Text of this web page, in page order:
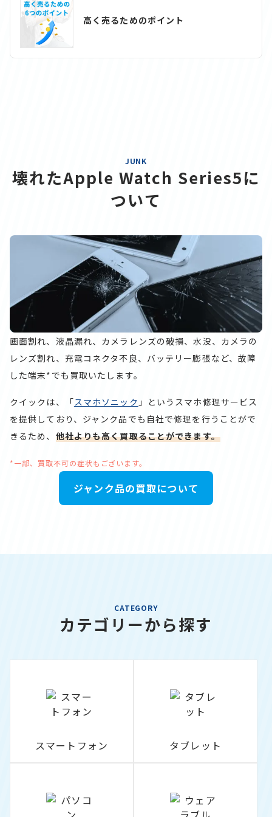
高く売るためのポイント
JUNK
壊れたApple Watch Series5に
ついて
画面割れ、液晶漏れ、カメラレンズの破損、水没、カメラの
レンズ割れ、充電コネクタ不良、バッテリー膨張など、故障
した端末*でも買取いたします。
クイックは、「スマホソニック 」というスマホ修理サービス
を提供しており、ジャンク品でも自社で修理を行うことがで
きるため、 他社よりも高く買取ることができます。
*一部、買取不可の症状もございます。
ジャンク品の買取について
CATEGORY
カテゴリーから探す
スマートフォン タブレット